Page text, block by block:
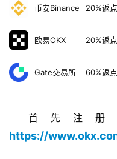
币安Binance 20%返点
欧易OKX 20%返点
Gate交易所 60%返点
首先注册
https://